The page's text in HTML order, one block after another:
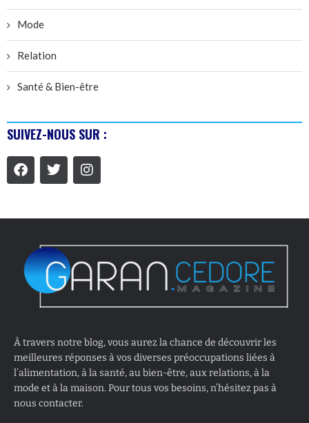
Mode
Relation
Santé & Bien-être
SUIVEZ-NOUS SUR :
À travers notre blog, vous aurez la chance de découvrir les
meilleures réponses à vos diverses préoccupations liées à
l’alimentation, à la santé, au bien-être, aux relations, à la
mode et à la maison. Pour tous vos besoins, n’hésitez pas à
nous contacter.